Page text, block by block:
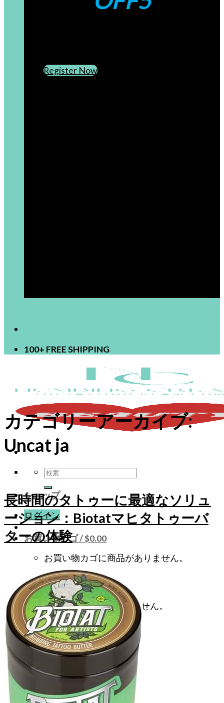
Register Now
100+ FREE SHIPPING
検
索
対
象:
ショップ
ログイン
お買い物カゴ /$0.00
お買い物カゴに商品がありません。
お買い物カゴ
お買い物カゴに商品がありません。
カテゴリーアーカイブ:
Uncat ja
長時間のタトゥーに最適なソリュ
ーション：Biotatマヒタトゥーバ
ターの体験